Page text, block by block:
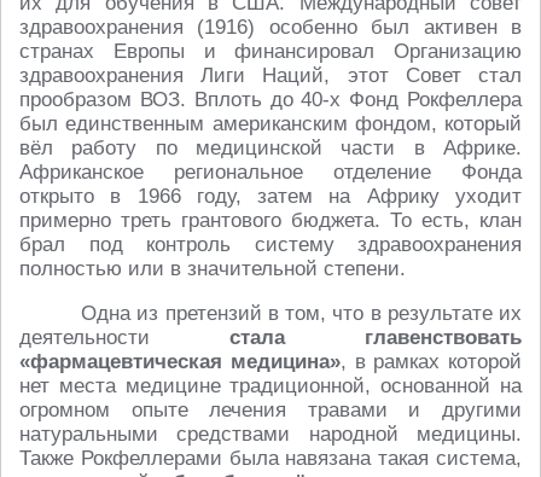
здравоохранения (1916) особенно был активен в
странах Европы и финансировал Организацию
здравоохранения Лиги Наций, этот Совет стал
прообразом ВОЗ. Вплоть до 40-х Фонд Рокфеллера
был единственным американским фондом, который
вёл работу по медицинской части в Африке.
Африканское региональное отделение Фонда
открыто в 1966 году, затем на Африку уходит
примерно треть грантового бюджета. То есть, клан
брал под контроль систему здравоохранения
полностью или в значительной степени.
Одна из претензий в том, что в результате их
деятельности стала главенствовать
«фармацевтическая медицина», в рамках которой
нет места медицине традиционной, основанной на
огромном опыте лечения травами и другими
натуральными средствами народной медицины.
Также Рокфеллерами была навязана такая система,